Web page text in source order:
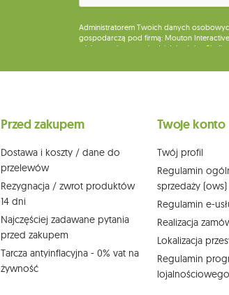
Administratorem Twoich danych
gospodarczą pod firmą: Mouton
miejsca wykonywania działalności w
Dane będą przetwarzane w celu wysyłki
działem obsługi klienta Mouton Interactive
Przed zakupem
Dostawa i koszty / dane do
przelewów
Rezygnacja / zwrot produktów
14 dni
Najczęściej zadawane pytania
przed zakupem
Tarcza antyinflacyjna - 0% vat na
żywność
Twoje konto
Twój profil
Regulamin
sprzedaży (ows)
Regulamin e-
Realizacja
Lokalizacja
Regulamin
lojalnościowego